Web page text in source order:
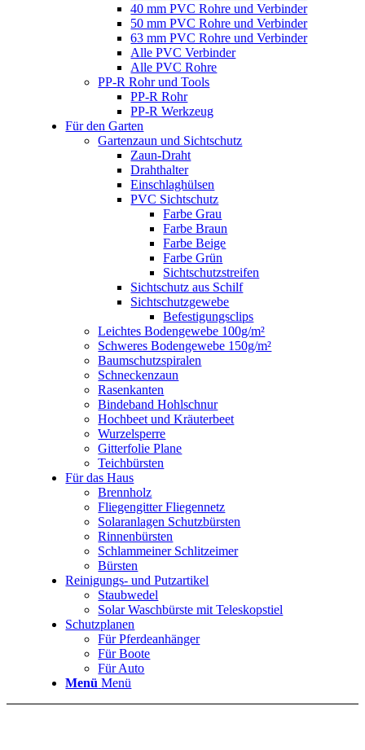
40 mm PVC Rohre und Verbinder
50 mm PVC Rohre und Verbinder
63 mm PVC Rohre und Verbinder
Alle PVC Verbinder
Alle PVC Rohre
PP-R Rohr und Tools
PP-R Rohr
PP-R Werkzeug
Für den Garten
Gartenzaun und Sichtschutz
Zaun-Draht
Drahthalter
Einschlaghülsen
PVC Sichtschutz
Farbe Grau
Farbe Braun
Farbe Beige
Farbe Grün
Sichtschutzstreifen
Sichtschutz aus Schilf
Sichtschutzgewebe
Befestigungsclips
Leichtes Bodengewebe 100g/m²
Schweres Bodengewebe 150g/m²
Baumschutzspiralen
Schneckenzaun
Rasenkanten
Bindeband Hohlschnur
Hochbeet und Kräuterbeet
Wurzelsperre
Gitterfolie Plane
Teichbürsten
Für das Haus
Brennholz
Fliegengitter Fliegennetz
Solaranlagen Schutzbürsten
Rinnenbürsten
Schlammeiner Schlitzeimer
Bürsten
Reinigungs- und Putzartikel
Staubwedel
Solar Waschbürste mit Teleskopstiel
Schutzplanen
Für Pferdeanhänger
Für Boote
Für Auto
Menü Menü